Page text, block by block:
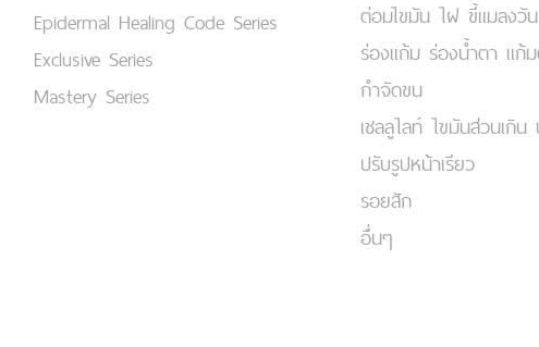
Epidermal Healing Code Series
Exclusive Series
Mastery Series
ต่อมไขมัน ไฝ ขี้แมลงวั
ร่องแก้ม ร่องน้ำตา แก้
กำจัดขน
เชลลูไลท์ ไขมันส่วนเกิน
ปรับรูปหน้าเรียว
รอยสัก
อื่นๆ